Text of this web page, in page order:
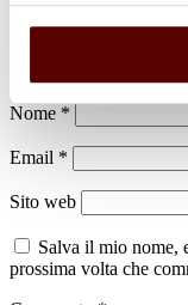
Il tuo indirizzo email
Nome *
Email *
Sito web
Salva il mio nome,
prossima volta che